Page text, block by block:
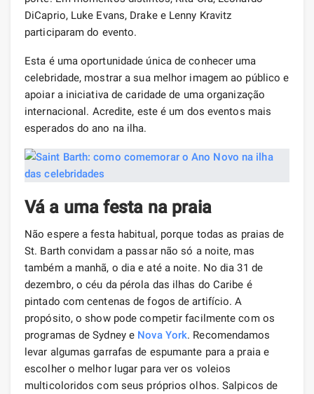
DiCaprio, Luke Evans, Drake e Lenny Kravitz
participaram do evento.
Esta é uma oportunidade única de conhecer uma
celebridade, mostrar a sua melhor imagem ao público e
apoiar a iniciativa de caridade de uma organização
internacional. Acredite, este é um dos eventos mais
esperados do ano na ilha.
Vá a uma festa na praia
Não espere a festa habitual, porque todas as praias de
St. Barth convidam a passar não só a noite, mas
também a manhã, o dia e até a noite. No dia 31 de
dezembro, o céu da pérola das ilhas do Caribe é
pintado com centenas de fogos de artifício. A
propósito, o show pode competir facilmente com os
programas de Sydney e Nova York. Recomendamos
levar algumas garrafas de espumante para a praia e
escolher o melhor lugar para ver os voleios
multicoloridos com seus próprios olhos. Salpicos de